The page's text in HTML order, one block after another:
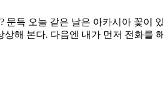
득 오늘 같은 날은 아카시아 꽃
해 본다. 다음엔 내가 먼저 전화를